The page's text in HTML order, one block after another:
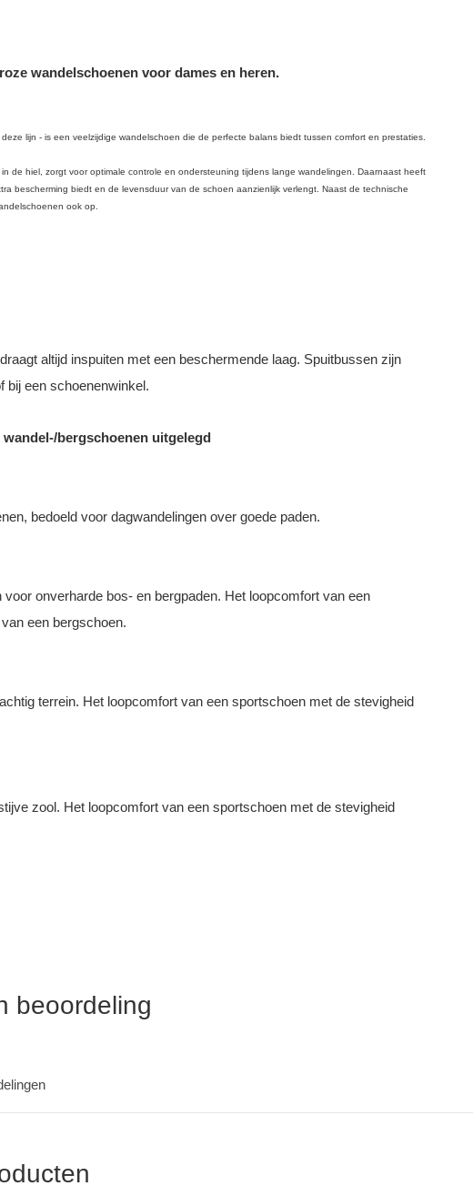
wandelschoenen voor dames en heren.
lijn - is een veelzijdige wandelschoen die de perfecte balans biedt tussen comfort en prestaties.
de hiel, zorgt voor optimale controle en ondersteuning tijdens lange wandelingen. Daarnaast heeft
bescherming biedt en de levensduur van de schoen aanzienlijk verlengt. Naast de technische
ook op.
altijd inspuiten met een beschermende laag. Spuitbussen zijn
bij een schoenenwinkel.
bergschoenen uitgelegd
bedoeld voor dagwandelingen over goede paden.
onverharde bos- en bergpaden. Het loopcomfort van een
een bergschoen.
terrein. Het loopcomfort van een sportschoen met de stevigheid
zool. Het loopcomfort van een sportschoen met de stevigheid
beoordeling